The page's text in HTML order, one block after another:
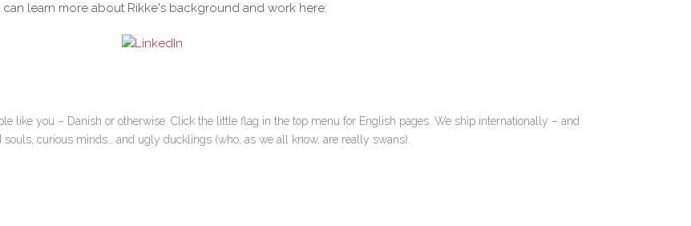
can learn more about Rikke's background and work here:
like you – Danish or otherwise. Click the little flag in the top menu for English pages. We ship internationally – and
curious minds… and ugly ducklings (who, as we all know, are really swans).